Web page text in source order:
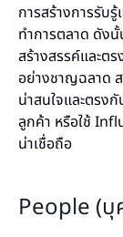
การสร้างการรับ
ทำการตลาด ดัง
สร้างสรรค์และต
อย่างชาญฉลาด
น่าสนใจและตรง
ลูกค้า หรือใช้
น่าเชื่อถือ
People (บุ